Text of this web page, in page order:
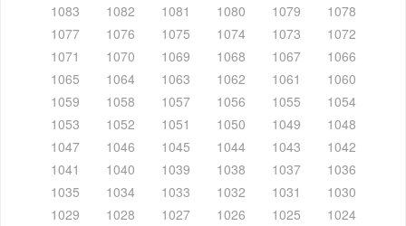
1083
1082 1081 1080 1079
1078
1077
1076 1075 1074 1073
1072
1071
1070 1069 1068 1067
1066
1065
1064 1063 1062 1061
1060
1059
1058 1057 1056 1055
1054
1053
1052 1051 1050 1049
1048
1047
1046 1045 1044 1043
1042
1041
1040 1039 1038 1037
1036
1035
1034 1033 1032 1031
1030
1029
1028 1027 1026 1025
1024